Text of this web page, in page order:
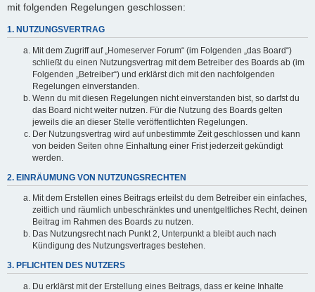
mit folgenden Regelungen geschlossen:
1. NUTZUNGSVERTRAG
Mit dem Zugriff auf „Homeserver Forum“ (im Folgenden „das Board“)
schließt du einen Nutzungsvertrag mit dem Betreiber des Boards ab (im
Folgenden „Betreiber“) und erklärst dich mit den nachfolgenden
Regelungen einverstanden.
Wenn du mit diesen Regelungen nicht einverstanden bist, so darfst du
das Board nicht weiter nutzen. Für die Nutzung des Boards gelten
jeweils die an dieser Stelle veröffentlichten Regelungen.
Der Nutzungsvertrag wird auf unbestimmte Zeit geschlossen und kann
von beiden Seiten ohne Einhaltung einer Frist jederzeit gekündigt
werden.
2. EINRÄUMUNG VON NUTZUNGSRECHTEN
Mit dem Erstellen eines Beitrags erteilst du dem Betreiber ein einfaches,
zeitlich und räumlich unbeschränktes und unentgeltliches Recht, deinen
Beitrag im Rahmen des Boards zu nutzen.
Das Nutzungsrecht nach Punkt 2, Unterpunkt a bleibt auch nach
Kündigung des Nutzungsvertrages bestehen.
3. PFLICHTEN DES NUTZERS
Du erklärst mit der Erstellung eines Beitrags, dass er keine Inhalte